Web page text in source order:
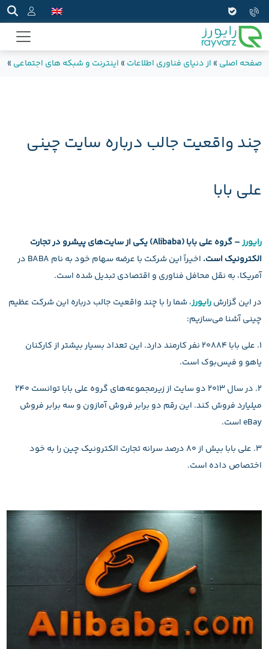
صفحه اصلی » از دنیای فناوری اطلاعات » اینترنت و شبکه های اجتماعی »
چند واقعیت جالب درباره سایت چینی
علی بابا
رایورز
– گروه علی بابا (Alibaba) یکی از سایت‌های پیشرو در تجارت
الکترونیک است.
اخیراً این شرکت با عرضه سهام خود به نام BABA در
آمریکا، به نقل محافل فناوری و اقتصادی تبدیل شده است.
در این گزارشرایورز، شما را با چند واقعیت جالب درباره این شرکت عظیم
چینی آشنا می‌سازیم:
۱. علی بابا ۲۰۸۸۴ نفر کارمند دارد. این تعداد بسیار بیشتر از کارکنان
یاهو و فیس‌بوک است.
۲. در سال ۲۰۱۳ دو سایت از زیرمجموعه‌های گروه علی بابا توانست ۲۴۰
میلیارد فروش کند. این رقم دو برابر فروش آمازون و سه برابر فروش
eBay است.
۳. علی بابا بیش از ۸۰ درصد سرانه تجارت الکترونیک چین را به خود
اختصاص داده است.